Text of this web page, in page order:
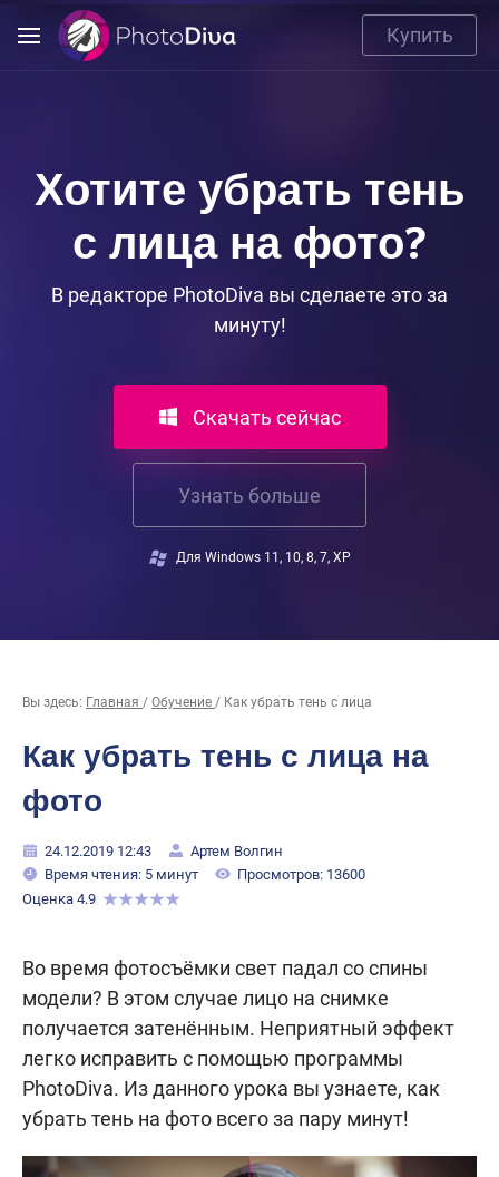
Купить
Хотите убрать тень
с лица на фото?
В редакторе PhotoDiva вы сделаете это за
минуту!
Скачать сейчас
Узнать больше
Для Windows 11, 10, 8, 7, XP
Вы здесь: Главная / Обучение / Как убрать тень с лица
Как убрать тень с лица на
фото
24.12.2019 12:43
Артем Волгин
Время чтения: 5 минут
Просмотров: 13600
Оценка 4.9
Во время фотосъёмки свет падал со спины
модели? В этом случае лицо на снимке
получается затенённым. Неприятный эффект
легко исправить с помощью программы
PhotoDiva. Из данного урока вы узнаете, как
убрать тень на фото всего за пару минут!